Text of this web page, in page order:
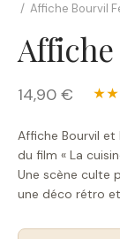
/ Affiche Bourvil
14,90 €
Affiche Bourvil et
du film « La
Une scène culte
une déco rétro